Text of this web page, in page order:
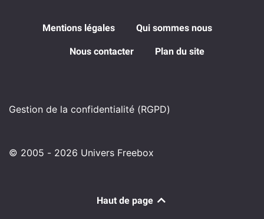
Mentions légales Qui sommes nous
Nous contacter Plan du site
Gestion de la confidentialité (RGPD)
© 2005 - 2026 Univers Freebox
Haut de page